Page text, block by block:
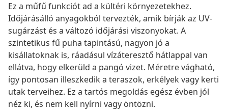
Ez a műfű funkciót ad a kültéri környezetekhez.
Időjárásálló anyagokból tervezték, amik bírják az UV-
sugárzást és a változó időjárási viszonyokat. A
szintetikus fű puha tapintású, nagyon jó a
kisállatoknak is, ráadásul vízáteresztő hátlappal van
ellátva, hogy elkerüld a pangó vizet. Méretre vágható,
így pontosan illeszkedik a teraszok, erkélyek vagy kerti
utak terveihez. Ez a tartós megoldás egész évben jól
néz ki, és nem kell nyírni vagy öntözni.